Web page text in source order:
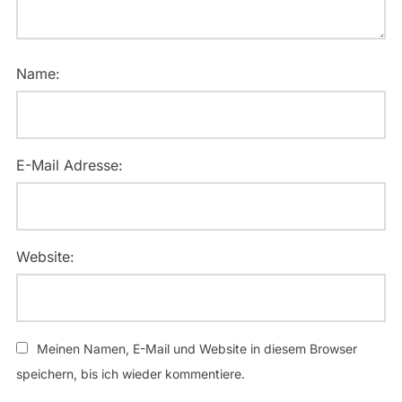
Name:
E-Mail Adresse:
Website:
Meinen Namen, E-Mail und Website in diesem Browser
speichern, bis ich wieder kommentiere.